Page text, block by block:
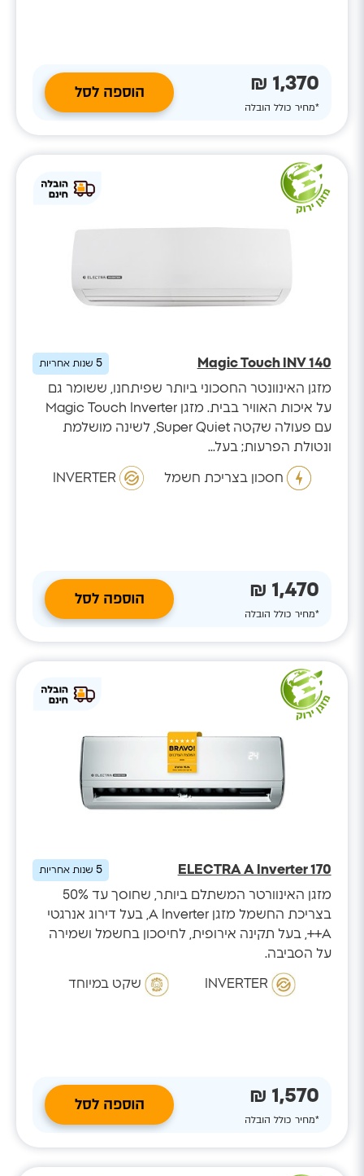
1,370 ₪
*מחיר כולל הובלה
הוספה לסל
Magic Touch INV 140
5שנות אחריות
מזגן האינוונטר החסכוני ביותר שפיתחנו, ששומר גם
על איכות האוויר בבית. מזגן Magic Touch Inverter
עם פעולה שקטה Super Quiet, לשינה מושלמת
ונטולת הפרעות; בעל...
חסכון בצריכת חשמל INVERTER
1,470 ₪
*מחיר כולל הובלה
הוספה לסל
ELECTRA A Inverter 170
5שנות אחריות
מזגן האינוורטר המשתלם ביותר, שחוסך עד 50%
בצריכת החשמל מזגן A Inverter, בעל דירוג אנרגטי
A++, בעל תקינה אירופית, לחיסכון בחשמל ושמירה
על הסביבה.
INVERTER שקט במיוחד
1,570 ₪
*מחיר כולל הובלה
הוספה לסל